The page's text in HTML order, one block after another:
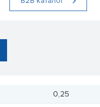
0,25